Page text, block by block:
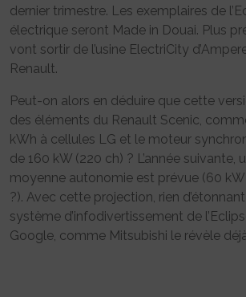
dernier trimestre. Les exemplaires de
électrique seront Made in Douai. Plus
vont sortir de l’usine ElectriCity
Renault.
Peut-on alors en déduire que cette
des éléments du Renault Scenic,
kWh à cellules LG et le moteur
de 160 kW (220 ch) ? L’année suivante,
moyenne autonomie est prévue (60
?). Avec cette projection, rien
système d’infodivertissement de
Google, comme Mitsubishi le révèle